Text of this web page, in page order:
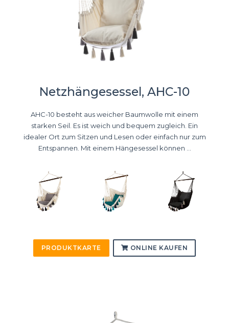
Netzhängesessel, AHC-10
AHC-10 besteht aus weicher Baumwolle mit einem
starken Seil. Es ist weich und bequem zugleich. Ein
idealer Ort zum Sitzen und Lesen oder einfach nur zum
Entspannen. Mit einem Hängesessel können ...
PRODUKTKARTE ONLINE KAUFEN